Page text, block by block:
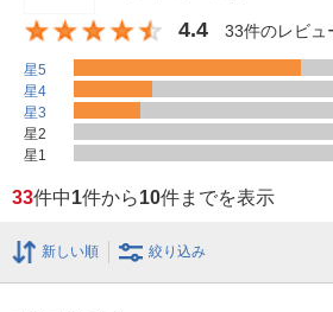
4.4 33件のレビュ
星5
星4
星3
星2
星1
33件中1件から10件までを表示
新しい順 絞り込み